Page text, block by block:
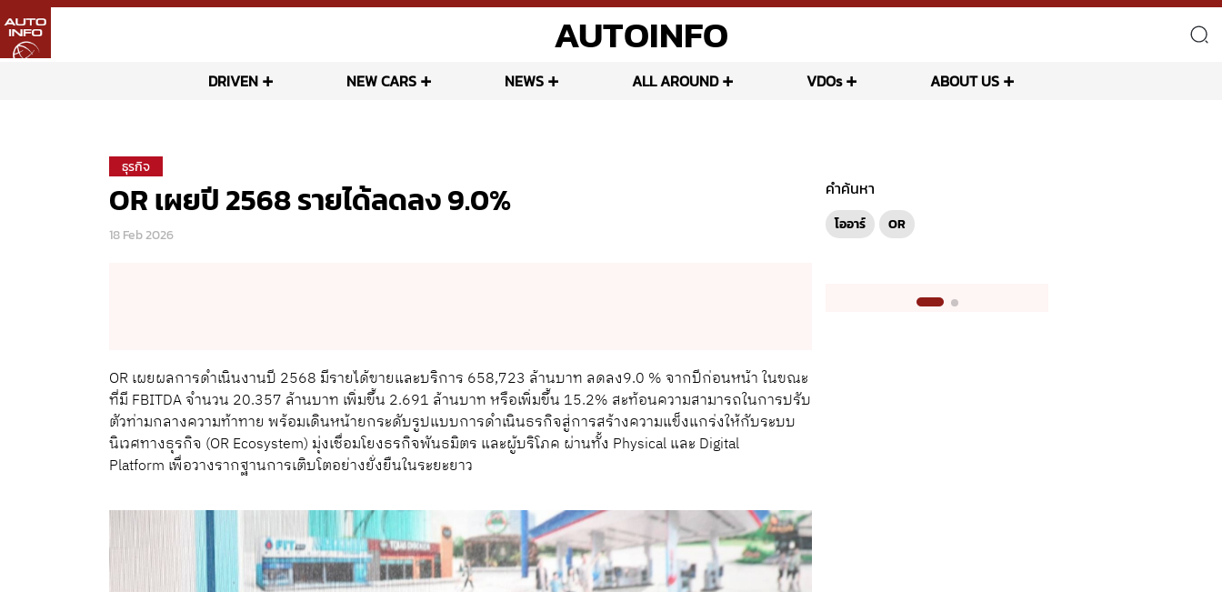
AUTOINFO
DRIVEN NEW CARS NEWS ALL AROUND VDOs ABOUT US
ธุรกิจ
OR เผยปี 2568 รายได้ลดลง 9.0%
18 Feb 2026
OR เผยผลการดำเนินงานปี 2568 มีรายได้ขายและบริการ 658,723 ล้านบาท ลดลง9.0 % จากปีก่อนหน้า ในขณะ
ที่มี FBITDA จำนวน 20.357 ล้านบาท เพิ่มขึ้น 2.691 ล้านบาท หรือเพิ่มขึ้น 15.2% สะท้อนความสามารถในการปรับ
ตัวท่ามกลางความท้าทาย พร้อมเดินหน้ายกระดับรูปแบบการดำเนินธรกิจสู่การสร้างความแข็งแกร่งให้กับระบบ
นิเวศทางธุรกิจ (OR Ecosystem) มุ่งเชื่อมโยงธรกิจพันธมิตร และผู้บริโภค ผ่านทั้ง Physical และ Digital
Platform เพื่อวางรากฐานการเติบโตอย่างยั่งยืนในระยะยาว
คำค้นหา
โออาร์ OR